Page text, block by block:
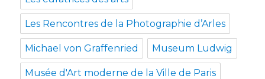
Les Rencontres de la Photographie d’Arles
Michael von Graffenried Museum Ludwig
Musée d'Art moderne de la Ville de Paris